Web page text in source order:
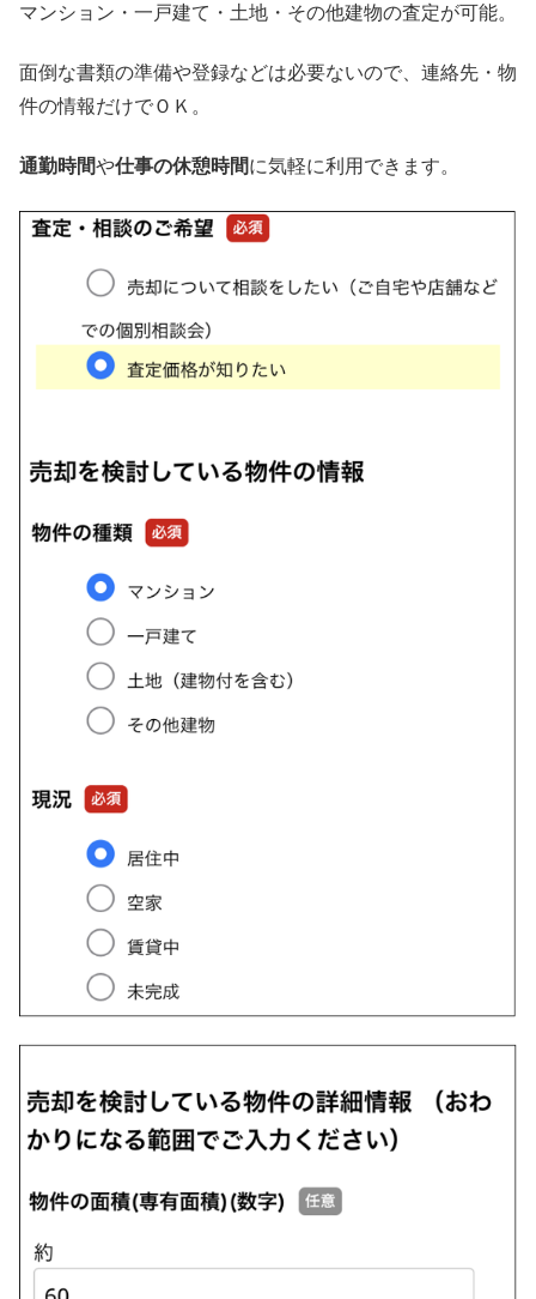
マンション・一戸建て・土地・その他建物の査定が可能。
面倒な書類の準備や登録などは必要ないので、連絡先・物
件の情報だけでＯＫ。
通勤時間や仕事の休憩時間に気軽に利用できます。